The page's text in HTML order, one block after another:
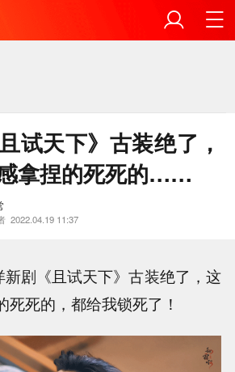
试天下》古装绝了，
拿捏的死死的……
2022.04.19 11:37
剧《且试天下》古装绝了，这
死死的，都给我锁死了！